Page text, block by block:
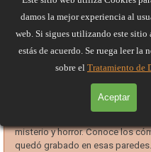
damos la mejor experiencia al
web. Si sigues utilizando este sitio
estás de acuerdo. Se ruega leer la
sobre el Tratamiento de
Aceptar
El Hospital Abandonado
Concurso Aniversario
Un hospital abandonado y una
misterio y horror. Conoce los
quedó grabado en esas paredes.